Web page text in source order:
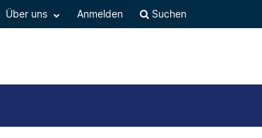
Über uns Anmelden Suchen